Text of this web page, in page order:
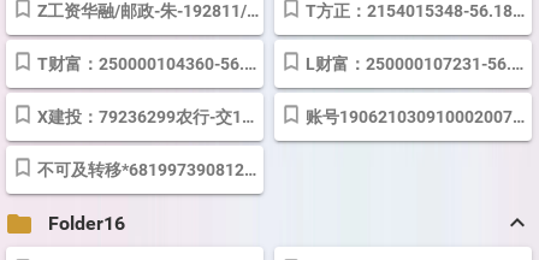
Z工资华融/邮政-朱-192811/唐tzy188067-188067/建行-朱-010528 T方正：2154015348-56.18捆绑工行768卡
T财富：250000104360-56..18捆绑广发卡 L财富：250000107231-56..23
X建投：79236299农行-交19.302-银19.302-资568.28 账号1906210309100020071开户行中国工商银行股份有限公司邵阳宝西支行
不可及转移*6819973908125拨打，取消*680拨打
folder Folder16 keyboard_arrow_up